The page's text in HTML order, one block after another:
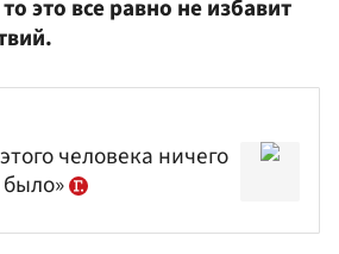
это все равно не избавит
человека ничего